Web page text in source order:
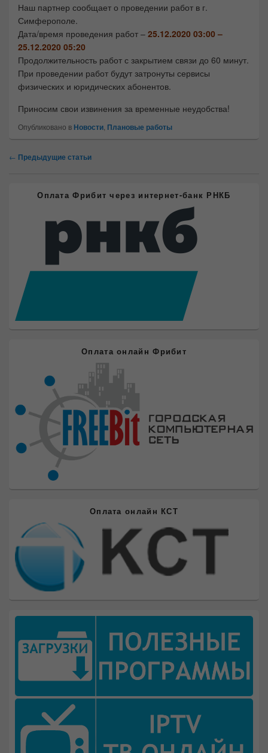
Наш партнер сообщает о проведении работ в г.
Симферополе.
Дата/время проведения работ – 25.12.2020 03:00 –
25.12.2020 05:20
Продолжительность работ с закрытием связи до 60 минут.
При проведении работ будут затронуты сервисы
физических и юридических абонентов.
Приносим свои извинения за временные неудобства!
Опубликовано в Новости Плановые работы
Навигация
← Предыдущие статьи
основнойОплата Фрибит через интернет-банк РНКБ
Оплата онлайн Фрибит
Оплата онлайн КСТ